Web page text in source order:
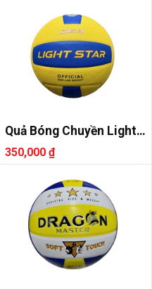
Quả Bóng Chuyền Light
Star DE73
350,000 ₫